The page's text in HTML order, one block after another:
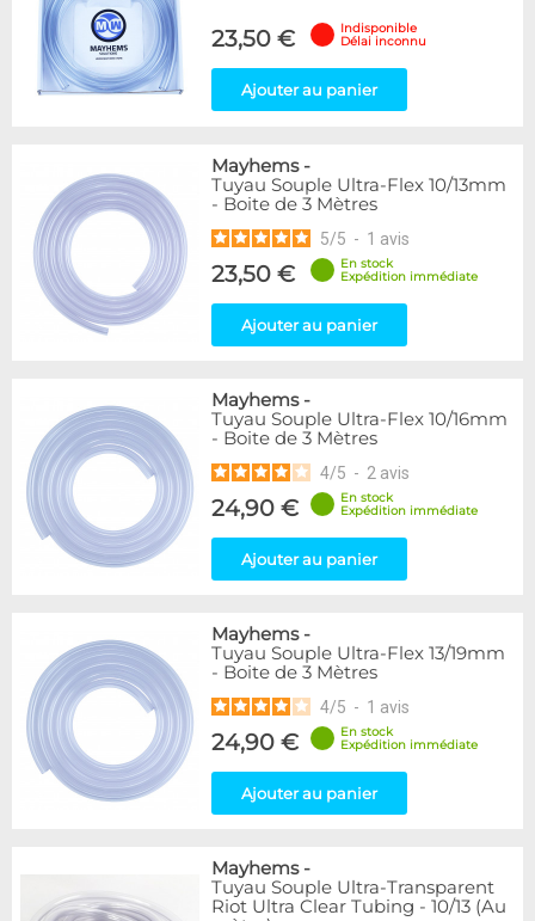
23,50 €
Indisponible
Délai inconnu
Ajouter au panier
Mayhems-
Tuyau Souple Ultra-Flex 10/13mm
- Boite de 3 Mètres
5/5 - 1 avis
23,50 €
En stock
Expédition immédiate
Ajouter au panier
Mayhems-
Tuyau Souple Ultra-Flex 10/16mm
- Boite de 3 Mètres
4/5 - 2 avis
24,90 €
En stock
Expédition immédiate
Ajouter au panier
Mayhems-
Tuyau Souple Ultra-Flex 13/19mm
- Boite de 3 Mètres
4/5 - 1 avis
24,90 €
En stock
Expédition immédiate
Ajouter au panier
Mayhems-
Tuyau Souple Ultra-Transparent
Riot Ultra Clear Tubing - 10/13 (Au